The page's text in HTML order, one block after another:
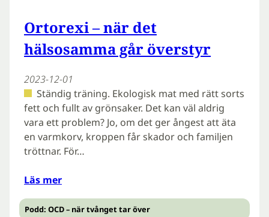
Ortorexi – när det
hälsosamma går överstyr
2023-12-01
Ständig träning. Ekologisk mat med rätt sorts
fett och fullt av grönsaker. Det kan väl aldrig
vara ett problem? Jo, om det ger ångest att äta
en varmkorv, kroppen får skador och familjen
tröttnar. För…
Läs mer
Podd: OCD – när tvånget tar över